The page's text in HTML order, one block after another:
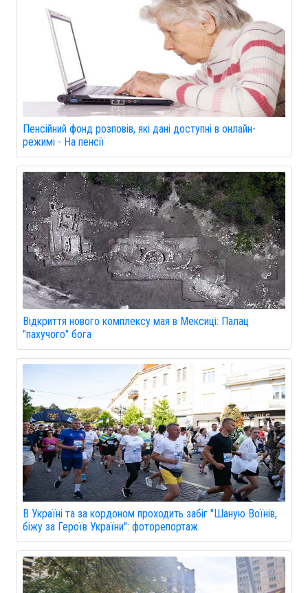
Пенсійний фонд розповів, які дані доступні в онлайн-
режимі - На пенсії
Відкриття нового комплексу мая в Мексиці: Палац
"пахучого" бога
В Україні та за кордоном проходить забіг "Шаную Воїнів,
біжу за Героїв України": фоторепортаж